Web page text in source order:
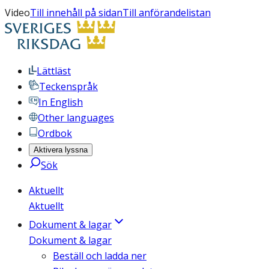
VideoTill innehåll på sidanTill anförandelistan
Lättläst
Teckenspråk
In English
Other languages
Ordbok
Aktivera lyssna
Sök
Aktuellt
Aktuellt
Dokument & lagar
Dokument & lagar
Beställ och ladda ner